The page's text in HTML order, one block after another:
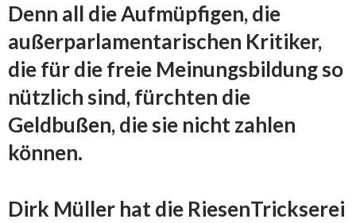
Denn all die Aufmüpfigen, die
außerparlamentarischen Kritiker,
die für die freie Meinungsbildung so
nützlich sind, fürchten die
Geldbußen, die sie nicht zahlen
können.
Dirk Müller hat die RiesenTrickserei